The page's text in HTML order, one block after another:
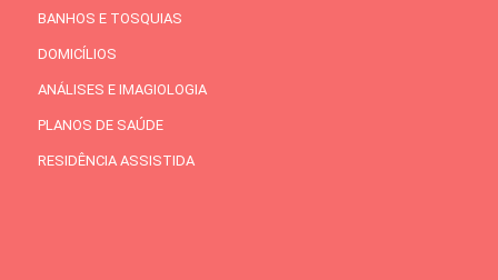
BANHOS E TOSQUIAS
DOMICÍLIOS
ANÁLISES E IMAGIOLOGIA
PLANOS DE SAÚDE
RESIDÊNCIA ASSISTIDA